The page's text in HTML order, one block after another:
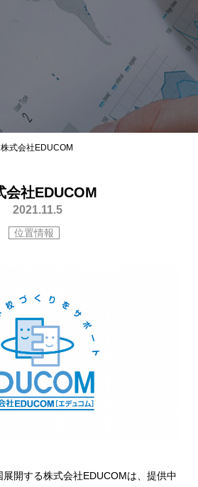
株式会社EDUCOM
会社EDUCOM
2021.11.5
位置情報
開する株式会社EDUCOMは、提供中